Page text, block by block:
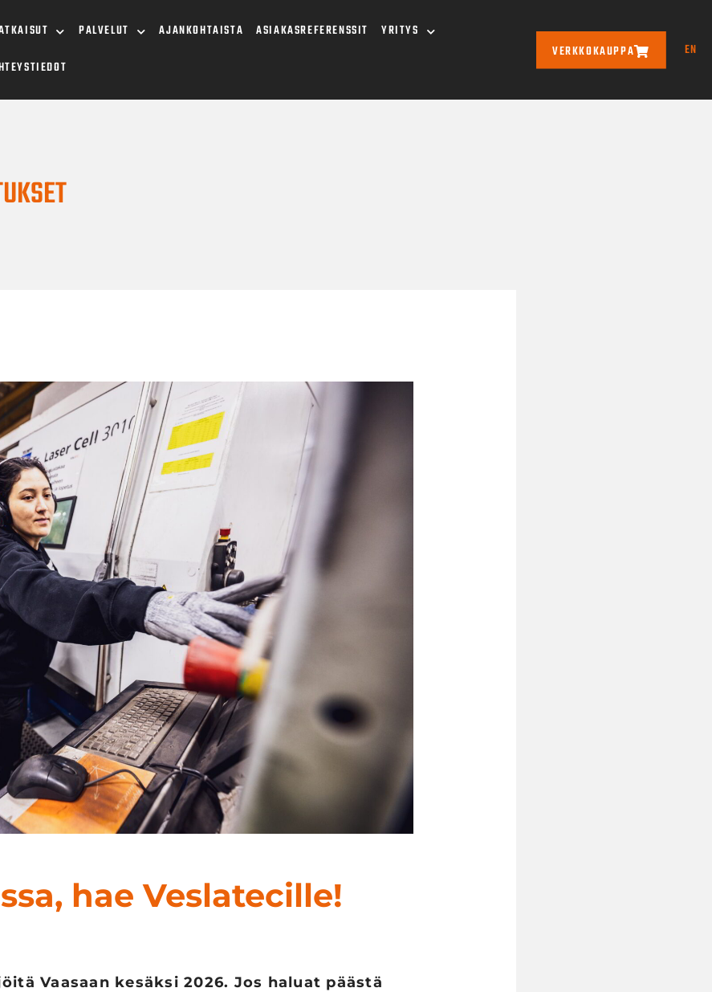
PALVELUT AJANKOHTAISTA ASIAKASREFERENSSIT
YRITYS
VERKKOKAUPPA EN
hae Veslatecille!
Vaasaan kesäksi 2026. Jos haluat päästä